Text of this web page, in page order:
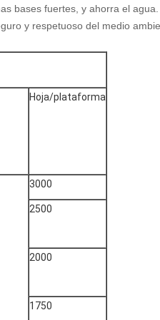
bases fuertes, y ahorra el agua.
y respetuoso del medio
Hoja/plataforma
3000
2500
2000
1750